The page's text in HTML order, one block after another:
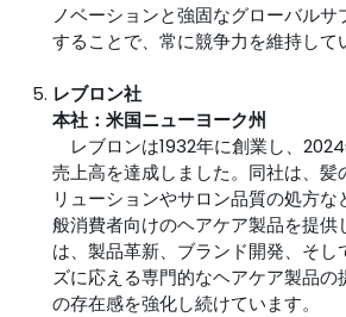
ノベーションと強固なグローバルサ
することで、常に競争力を維持して
レブロン社
本社：米国ニューヨーク州
レブロンは1932年に創業し、
売上高を達成しました。同社は、髪
リューションやサロン品質の処方
般消費者向けのヘアケア製品を提供
は、製品革新、ブランド開発、そし
ズに応える専門的なヘアケア製品
の存在感を強化し続けています。